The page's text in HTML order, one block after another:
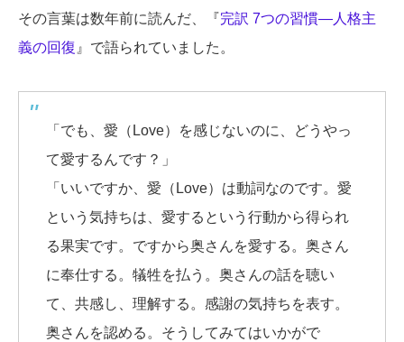
その言葉は数年前に読んだ、『完訳 7つの習慣―人格主
義の回復 』で語られていました。
「でも、愛（Love）を感じないのに、どうやっ
て愛するんです？」
「いいですか、愛（Love）は動詞なのです。愛
という気持ちは、愛するという行動から得られ
る果実です。ですから奥さんを愛する。奥さん
に奉仕する。犠牲を払う。奥さんの話を聴い
て、共感し、理解する。感謝の気持ちを表す。
奥さんを認める。そうしてみてはいかがで